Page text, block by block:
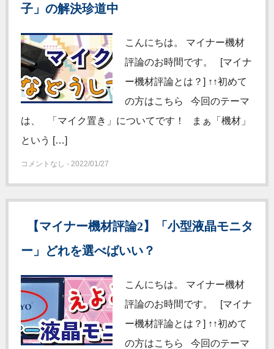
子」の解決珍道中
こんにちは。 マイナー機材
評論のお時間です。 [マイナ
ー機材評論とは？] ↑↑初めて
の方はこちら 今回のテーマ
は、 「マイク置き」についてです！ まぁ「機材」
という […]
コメントなし - 2022/01/27
【マイナー機材評論2】「小型液晶モニタ
ー」どれを選べばいい？
こんにちは。 マイナー機材
評論のお時間です。 [マイナ
ー機材評論とは？] ↑↑初めて
の方はこちら 今回のテーマ